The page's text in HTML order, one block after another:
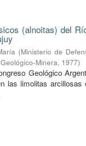
(alnoitas) del
(Ministerio de
Minera, 1977)
Geológico
las limolitas